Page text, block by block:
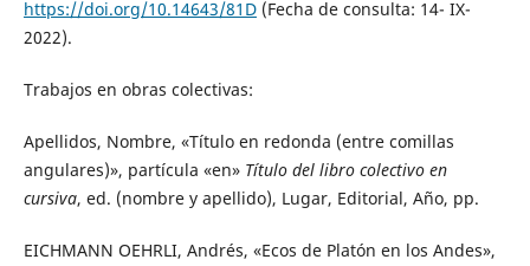
https://doi.org/10.14643/81D(Fecha de consulta: 14- IX-
2022).
Trabajos en obras colectivas:
Apellidos, Nombre, «Título en redonda (entre comillas
angulares)», partícula «en» Título del libro colectivo en
cursiva, ed. (nombre y apellido), Lugar, Editorial, Año, pp.
EICHMANN OEHRLI, Andrés, «Ecos de Platón en los Andes»,